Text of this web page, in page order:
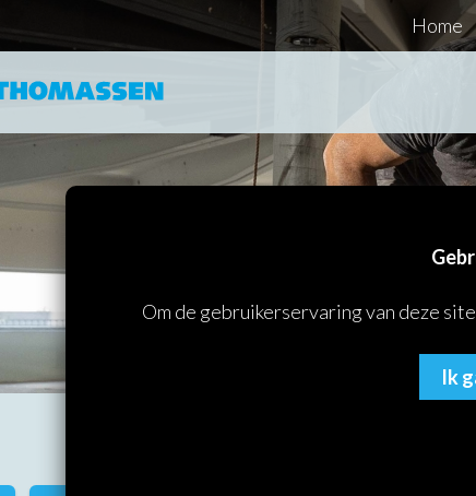
Om de gebruikerservaring van deze
Ik
Home